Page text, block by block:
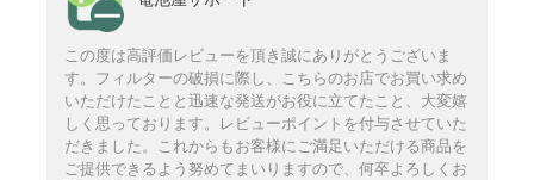
この度は高評価レビューを頂き誠にありがとうございま
す。フィルターの破損に際し、こちらのお店でお買い求め
いただけたことと迅速な発送がお役に立てたこと、大変嬉
しく思っております。レビューポイントを付与させていた
だきました。これからもお客様にご満足いただける商品を
ご提供できるよう努めてまいりますので、何卒よろしくお